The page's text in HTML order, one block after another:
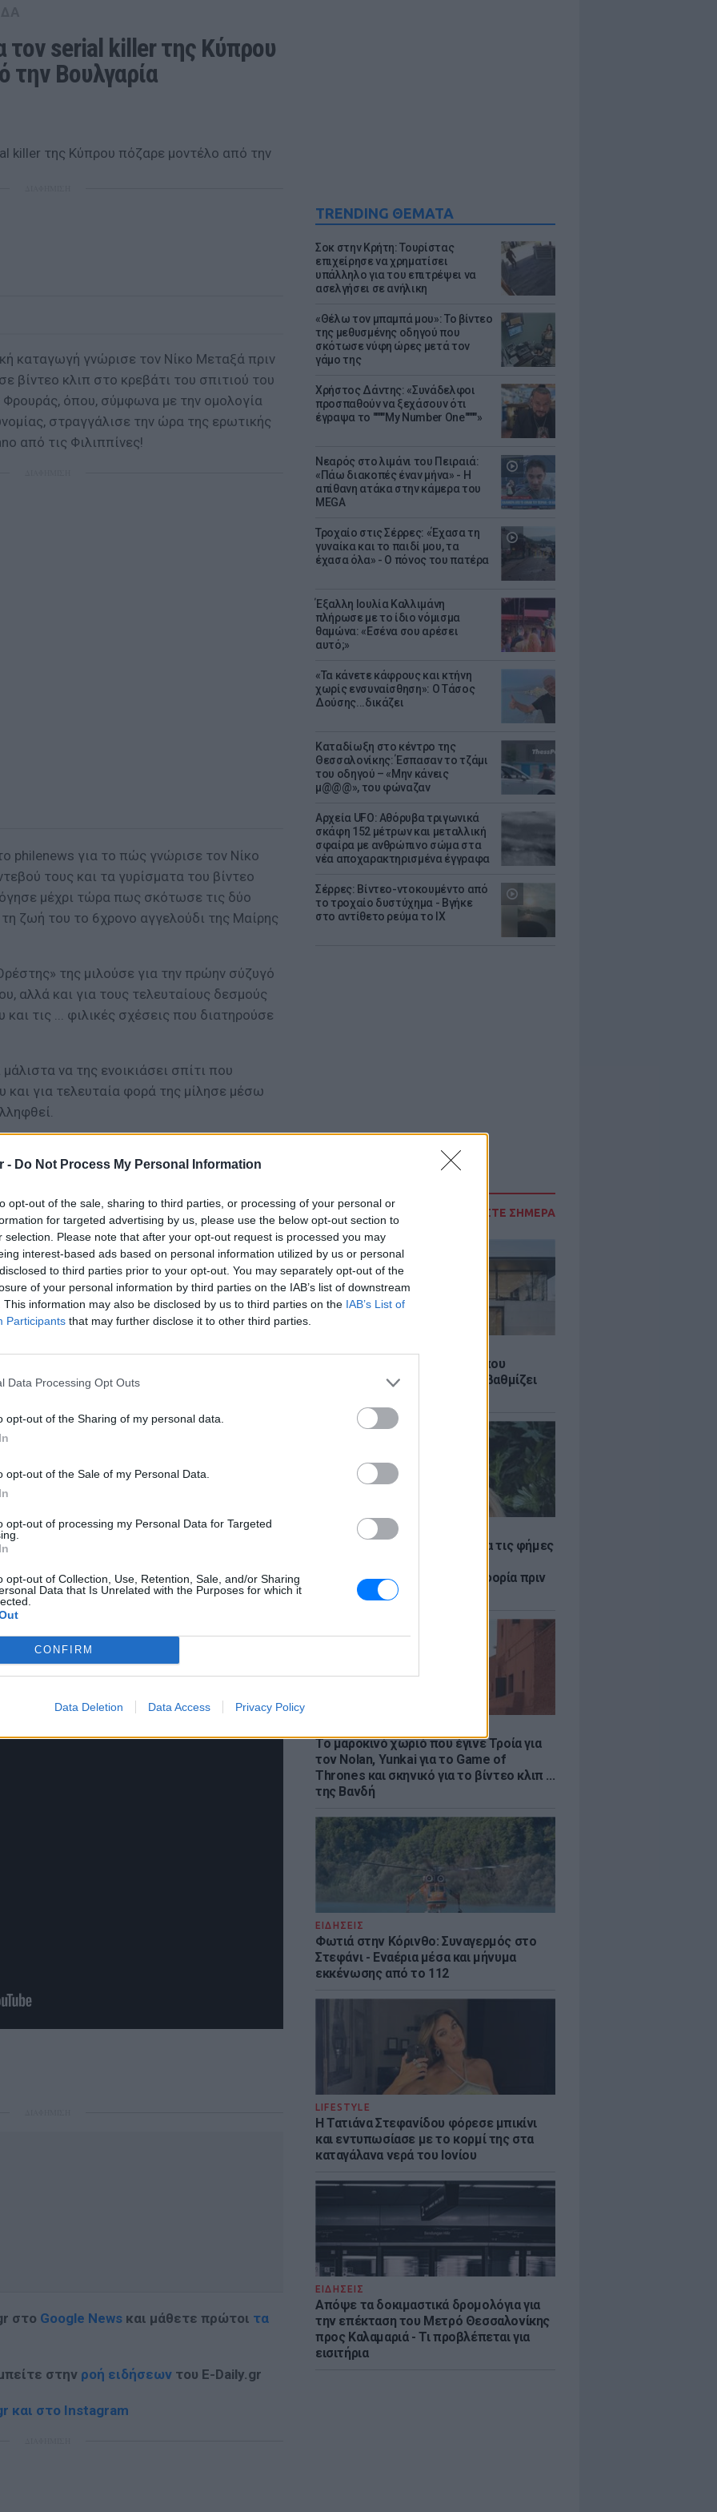
- Do Not Process My Personal Information
opt-out of the sale, sharing to third parties, or processing of your personal or
for targeted advertising by us, please use the below opt-out section to
selection. Please note that after your opt-out request is processed you may
interest-based ads based on personal information utilized by us or personal
to third parties prior to your opt-out. You may separately opt-out of the
of your personal information by third parties on the IAB’s list of downstream
This information may also be disclosed by us to third parties on the IAB’s List of
Participants that may further disclose it to other third parties.
Data Processing Opt Outs
opt-out of the Sharing of my personal data.
opt-out of the Sale of my Personal Data.
opt-out of processing my Personal Data for Targeted
opt-out of Collection, Use, Retention, Sale, and/or Sharing
Data that Is Unrelated with the Purposes for which it
CONFIRM
Data Deletion Data Access Privacy Policy
TRENDING ΘΕΜΑΤΑ
Σοκ στην Κρήτη: Τουρίστας
επιχείρησε να χρηματίσει
υπάλληλο για του επιτρέψει να
ασελγήσει σε ανήλικη
«Θέλω τον μπαμπά μου»: Το βίντεο
της μεθυσμένης οδηγού που
σκότωσε νύφη ώρες μετά τον
γάμο της
Χρήστος Δάντης: «Συνάδελφοι
προσπαθούν να ξεχάσουν ότι
έγραψα το """"My Number One""""»
Νεαρός στο λιμάνι του Πειραιά:
«Πάω διακοπές έναν μήνα» - Η
απίθανη ατάκα στην κάμερα του
MEGA
Τροχαίο στις Σέρρες: «Έχασα τη
γυναίκα και το παιδί μου, τα
έχασα όλα» - Ο πόνος του πατέρα
Έξαλλη Ιουλία Καλλιμάνη
πλήρωσε με το ίδιο νόμισμα
θαμώνα: «Εσένα σου αρέσει
αυτό;»
«Τα κάνετε κάφρους και κτήνη
χωρίς ενσυναίσθηση»: Ο Τάσος
Δούσης...δικάζει
Καταδίωξη στο κέντρο της
Θεσσαλονίκης: Έσπασαν το τζάμι
του οδηγού – «Μην κάνεις
μ@@@», του φώναζαν
Αρχεία UFO: Αθόρυβα τριγωνικά
σκάφη 152 μέτρων και μεταλλική
σφαίρα με ανθρώπινο σώμα στα
νέα αποχαρακτηρισμένα έγγραφα
Σέρρες: Βίντεο-ντοκουμέντο από
το τροχαίο δυστύχημα - Βγήκε
στο αντίθετο ρεύμα το ΙΧ
ΔΙΑΒΑΣΤΕ ΣΗΜΕΡΑ
Θερμοπλαστική: Καινοτομία που
εξοικονομεί ενέργεια και αναβαθμίζει
LIFESTYLE
Η Ελένη Βουλγαράκη ξεσπά για τις φήμες
«Διασταυρώστε καμία πληροφορία πριν
εκτοξεύσετε τη βλακεία σας»
Το μαροκινό χωριό που έγινε Τροία για
τον Nolan, Yunkai για το Game of
Thrones και σκηνικό για το βίντεο κλιπ ...
της Βανδή
ΕΙΔΗΣΕΙΣ
Φωτιά στην Κόρινθο: Συναγερμός στο
Στεφάνι - Εναέρια μέσα και μήνυμα
εκκένωσης από το 112
LIFESTYLE
Η Τατιάνα Στεφανίδου φόρεσε μπικίνι
και εντυπωσίασε με το κορμί της στα
καταγάλανα νερά του Ιονίου
ΕΙΔΗΣΕΙΣ
Απόψε τα δοκιμαστικά δρομολόγια για
την επέκταση του Μετρό Θεσσαλονίκης
προς Καλαμαριά - Τι προβλέπεται για
εισιτήρια
τον serial killer της Κύπρου
την Βουλγαρία
καταγωγή γνώρισε τον Νίκο Μεταξά πριν
βίντεο κλιπ στο κρεβάτι του σπιτιού του
Φρουράς, όπου, σύμφωνα με την ομολογία
στραγγάλισε την ώρα της ερωτικής
από τις Φιλιππίνες!
philenews για το πώς γνώρισε τον Νίκο
τους και τα γυρίσματα του βίντεο
μέχρι τώρα πως σκότωσε τις δύο
ζωή του το 6χρονο αγγελούδι της Μαίρης
της μιλούσε για την πρώην σύζυγό
αλλά και για τους τελευταίους δεσμούς
τις ... φιλικές σχέσεις που διατηρούσε
να της ενοικιάσει σπίτι που
και για τελευταία φορά της μίλησε μέσω
κάμερα του philenews μόλις μαθαίνει
το βίντεο κλιπ στραγγαλίστηκε η άτυχη
φερόμενο ως πιθανό serial killer της
καμία σχέση με κατά συρροήν δολοφόνο.
πλάνα και από το βίντεο κλιπ
«Ορέστης», δείτε όλα όσα αποκαλύπτει το
αυτόν.
στο Google News και μάθετε πρώτοι τα
στην ροή ειδήσεων του E-Daily.gr
και στο Instagram